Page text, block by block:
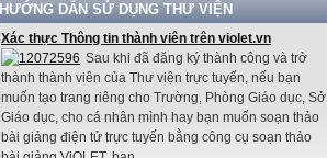
HƯỚNG DẪN SỬ DỤNG THƯ VIỆN
Xác thực Thông tin thành viên trên violet.vn
Sau khi đã đăng ký thành công và trở
thành thành viên của Thư viện trực tuyến, nếu bạn
muốn tạo trang riêng cho Trường, Phòng Giáo dục, Sở
Giáo dục, cho cá nhân mình hay bạn muốn soạn thảo
bài giảng điện tử trực tuyến bằng công cụ soạn thảo